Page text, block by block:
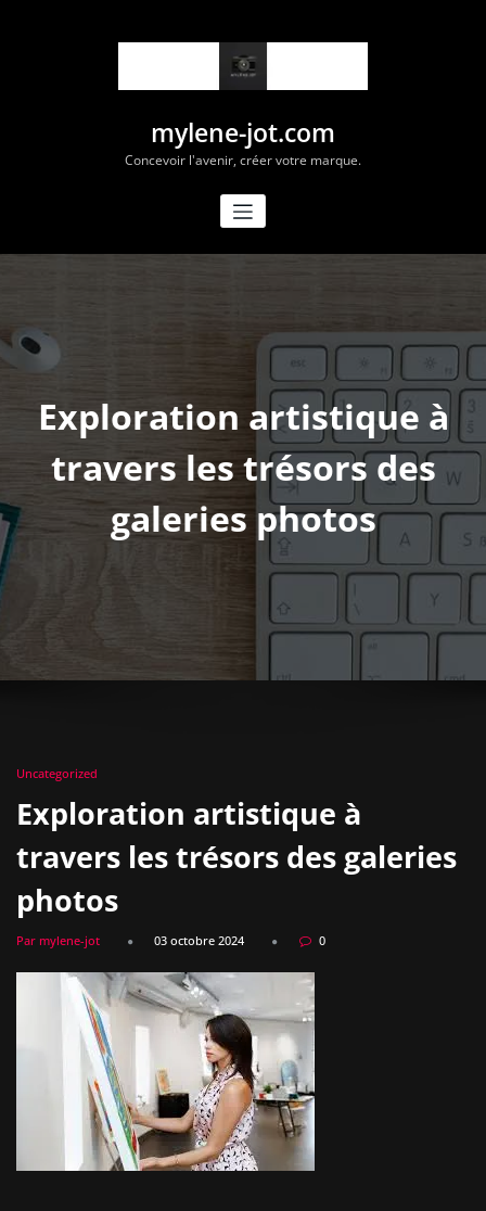
mylene-jot.com
Concevoir l'avenir, créer votre marque.
Exploration artistique à
travers les trésors des
galeries photos
Uncategorized
Exploration artistique à
travers les trésors des galeries
photos
Par mylene-jot 03 octobre 2024 0